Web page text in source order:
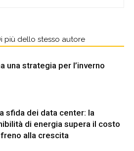
più dello stesso autore
una strategia per l’inverno
sfida dei data center: la
di energia supera il costo
alla crescita